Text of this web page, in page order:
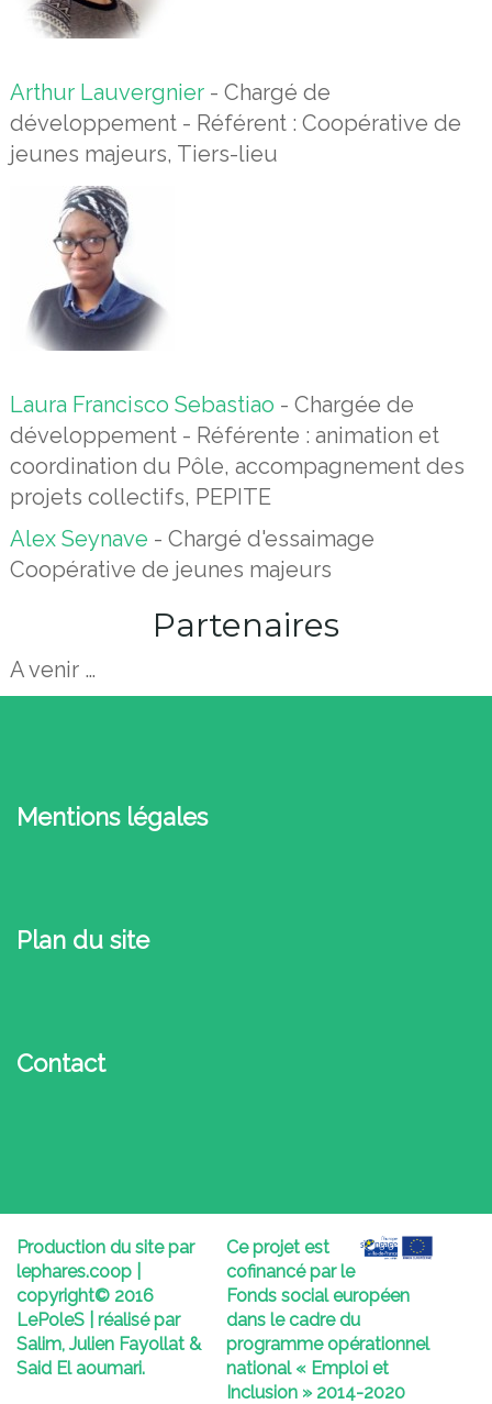
Arthur Lauvergnier- Chargé de
développement - Référent : Coopérative de
jeunes majeurs, Tiers-lieu
Laura Francisco Sebastiao - Chargée de
développement - Référente : animation et
coordination du Pôle, accompagnement des
projets collectifs, PEPITE
Alex Seynave - Chargé d'essaimage
Coopérative de jeunes majeurs
Partenaires
A venir …
Mentions légales
Plan du site
Contact
Production du site par
lephares.coop |
copyright© 2016
LePoleS | réalisé par
Salim, Julien Fayollat &
Said El aoumari.
Ce projet est
cofinancé par le
Fonds social européen
dans le cadre du
programme opérationnel
national « Emploi et
Inclusion » 2014-2020